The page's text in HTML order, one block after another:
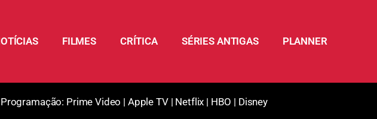
FILMES CRÍTICA SÉRIES ANTIGAS PLANNER
Programação: Prime Video | Apple TV| Netflix | HBO | Disney